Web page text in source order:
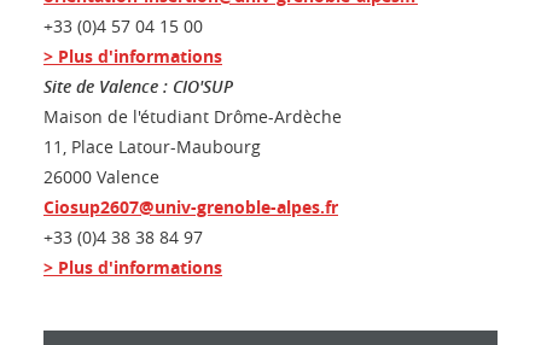
+33 (0)4 57 04 15 00
> Plus d'informations
Site de Valence : CIO'SUP
Maison de l'étudiant Drôme-Ardèche
11, Place Latour-Maubourg
26000 Valence
Ciosup2607@univ-grenoble-alpes.fr
+33 (0)4 38 38 84 97
> Plus d'informations